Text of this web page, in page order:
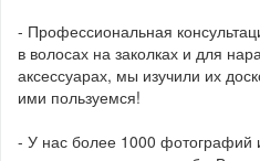
- Профессиональная
в волосах на заколках и для
аксессуарах, мы изучили их
ими пользуемся!
- У нас более 1000 фотографий